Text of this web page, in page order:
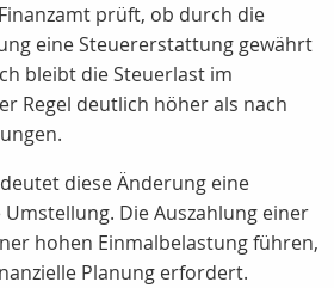
prüft, ob durch die
eine Steuererstattung gewährt
bleibt die Steuerlast im
Regel deutlich höher als nach
diese Änderung eine
Die Auszahlung einer
hohen Einmalbelastung führen,
Planung erfordert.